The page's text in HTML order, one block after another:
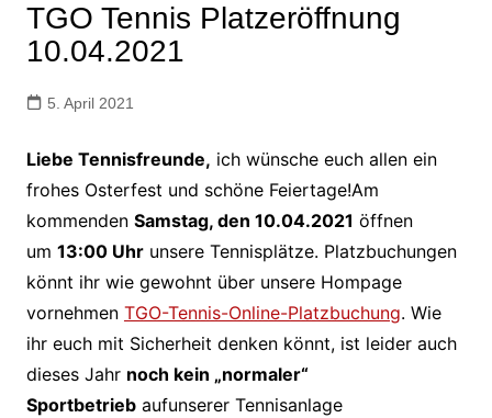
TGO Tennis Platzeröffnung
10.04.2021
5. April 2021
Liebe Tennisfreunde, ich wünsche euch allen ein
frohes Osterfest und schöne Feiertage!Am
kommenden Samstag, den 10.04.2021 öffnen
um 13:00 Uhrunsere Tennisplätze. Platzbuchungen
könnt ihr wie gewohnt über unsere Hompage
vornehmen TGO-Tennis-Online-Platzbuchung. Wie
ihr euch mit Sicherheit denken könnt, ist leider auch
dieses Jahr noch kein „normaler“
Sportbetriebaufunserer Tennisanlage